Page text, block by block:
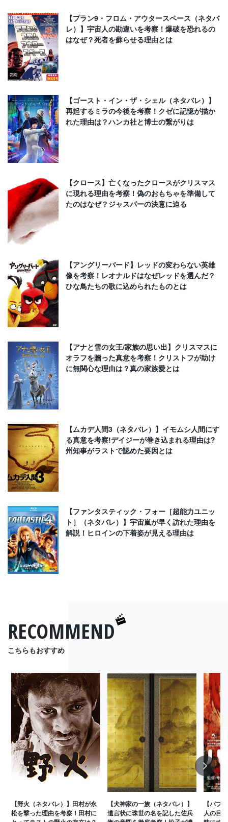
【プラン9・フロム・アウタースペース（ネタバ
レ）】宇宙人の勘違いを考察！爆破を恐れるの
はなぜ？死者を蘇らせる理由とは
【ゴースト・イン・ザ・シェル（ネタバレ）】
再起するミラの今後を考察！クゼに記憶が描か
れた理由は？ハンカ社と博士の繋がりは
【クロース】亡くなったクロースがクリスマス
に現れる理由を考察！偽のおもちゃを準備して
たのはなぜ？ジャスパーの決意に迫る
【アングリーバード】レッドの変わらない英雄
像を考察！レオナルドはなぜレッドを選んだ？
ひな鳥たちの歌に込められたものとは
【アナと雪の女王/家族の思い出】クリスマスに
オラフを贈った真意を考察！クリストフが助け
に無関心な理由は？真の家族愛とは
【ムカデ人間3（ネタバレ）】イモムシ人間にす
る真意を考察!デイジーが巻き込まれる理由は?
州知事がラストで認めた要因とは
【ファンタスティック・フォー［超能力ユニッ
ト］（ネタバレ）】宇宙嵐が早く訪れた理由を
解説！ヒロインの下着姿が見える理由は
RECOMMEND
こちらもおすすめ
【野火（ネタバレ）】田村が永
松を撃った理由を考察！田村に
【犬神家の一族（ネタバレ）】
遺言状に珠世の名を記した佐兵
【パプ
人の目
Next